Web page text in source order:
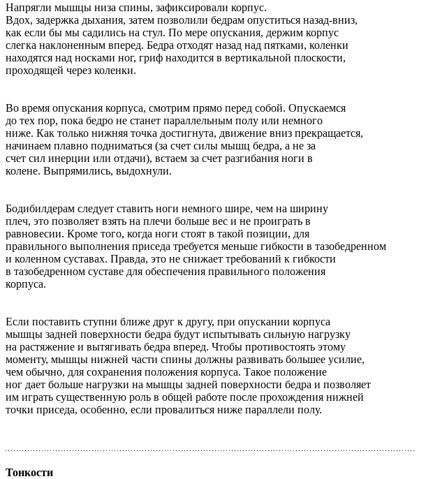
Напрягли мышцы низа спины, зафиксировали корпус.
Вдох, задержка дыхания, затем позволили бедрам опуститься назад-вниз,
как если бы мы садились на стул. По мере опускания, держим корпус
слегка наклоненным вперед. Бедра отходят назад над пятками, коленки
находятся над носками ног, гриф находится в вертикальной плоскости,
проходящей через коленки.
Во время опускания корпуса, смотрим прямо перед собой. Опускаемся
до тех пор, пока бедро не станет параллельным полу или немного
ниже. Как только нижняя точка достигнута, движение вниз прекращается,
начинаем плавно подниматься (за счет силы мышц бедра, а не за
счет сил инерции или отдачи), встаем за счет разгибания ноги в
колене. Выпрямились, выдохнули.
Бодибилдерам следует ставить ноги немного шире, чем на ширину
плеч, это позволяет взять на плечи больше вес и не проиграть в
равновесии. Кроме того, когда ноги стоят в такой позиции, для
правильного выполнения приседа требуется меньше гибкости в тазобедренном
и коленном суставах. Правда, это не снижает требований к гибкости
в тазобедренном суставе для обеспечения правильного положения
корпуса.
Если поставить ступни ближе друг к другу, при опускании корпуса
мышцы задней поверхности бедра будут испытывать сильную нагрузку
на растяжение и вытягивать бедра вперед. Чтобы противостоять этому
моменту, мышцы нижней части спины должны развивать большее усилие,
чем обычно, для сохранения положения корпуса. Такое положение
ног дает больше нагрузки на мышцы задней поверхности бедра и позволяет
им играть существенную роль в общей работе после прохождения нижней
точки приседа, особенно, если провалиться ниже параллели полу.
Тонкости